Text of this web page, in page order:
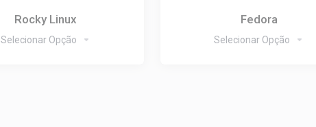
Rocky Linux
Selecionar Opção
Fedora
Selecionar Opção